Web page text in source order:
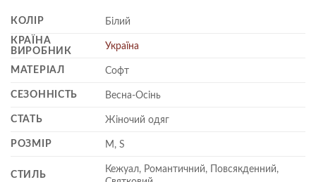
КОЛІР
Білий
КРАЇНА
ВИРОБНИК
Україна
МАТЕРІАЛ Софт
СЕЗОННІСТЬ Весна-Осінь
СТАТЬ Жіночий одяг
РОЗМІР M, S
СТИЛЬ
Кежуал, Романтичний, Повсякденний,